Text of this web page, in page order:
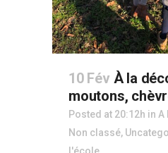
10 Fév À la
moutons,
Posted at 20:12h in A
Non classé,